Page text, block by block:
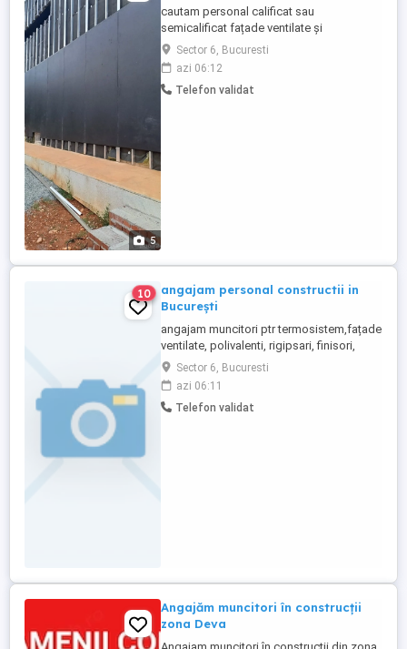
5
cautam personal calificat sau
semicalificat fațade ventilate și
termosistem, decorativă
Sector 6, Bucuresti
azi 06:12
Telefon validat
10
angajam personal constructii in
București
angajam muncitori ptr termosistem,fațade
ventilate, polivalenti, rigipsari, finisori,
zidari rog mesaj pe WhatsApp
Sector 6, Bucuresti
azi 06:11
Telefon validat
Angajăm muncitori în construcții
zona Deva